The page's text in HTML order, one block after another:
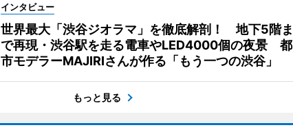
インタビュー
世界最大「渋谷ジオラマ」を徹底解剖！ 地下5階ま
で再現・渋谷駅を走る電車やLED4000個の夜景 都
市モデラーMAJIRIさんが作る「もう一つの渋谷」
もっと見る